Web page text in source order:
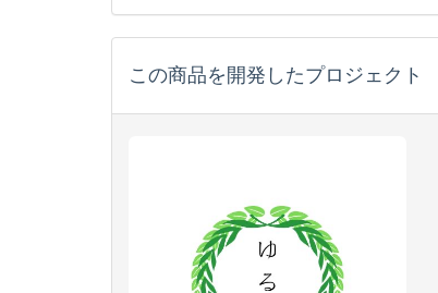
この商品を開発したプロジェクト